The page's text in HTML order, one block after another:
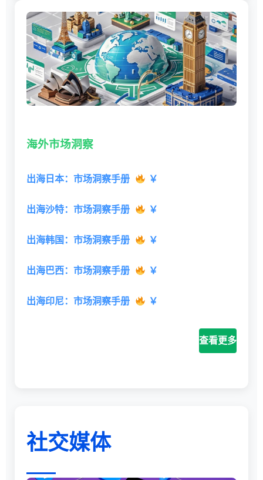
海外市场洞察
出海日本：市场洞察手册 ￥
出海沙特：市场洞察手册 ￥
出海韩国：市场洞察手册 ￥
出海巴西：市场洞察手册 ￥
出海印尼：市场洞察手册 ￥
查看更多
社交媒体